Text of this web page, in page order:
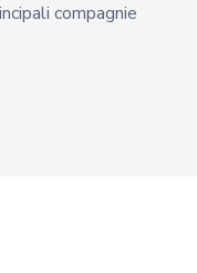
compagnie